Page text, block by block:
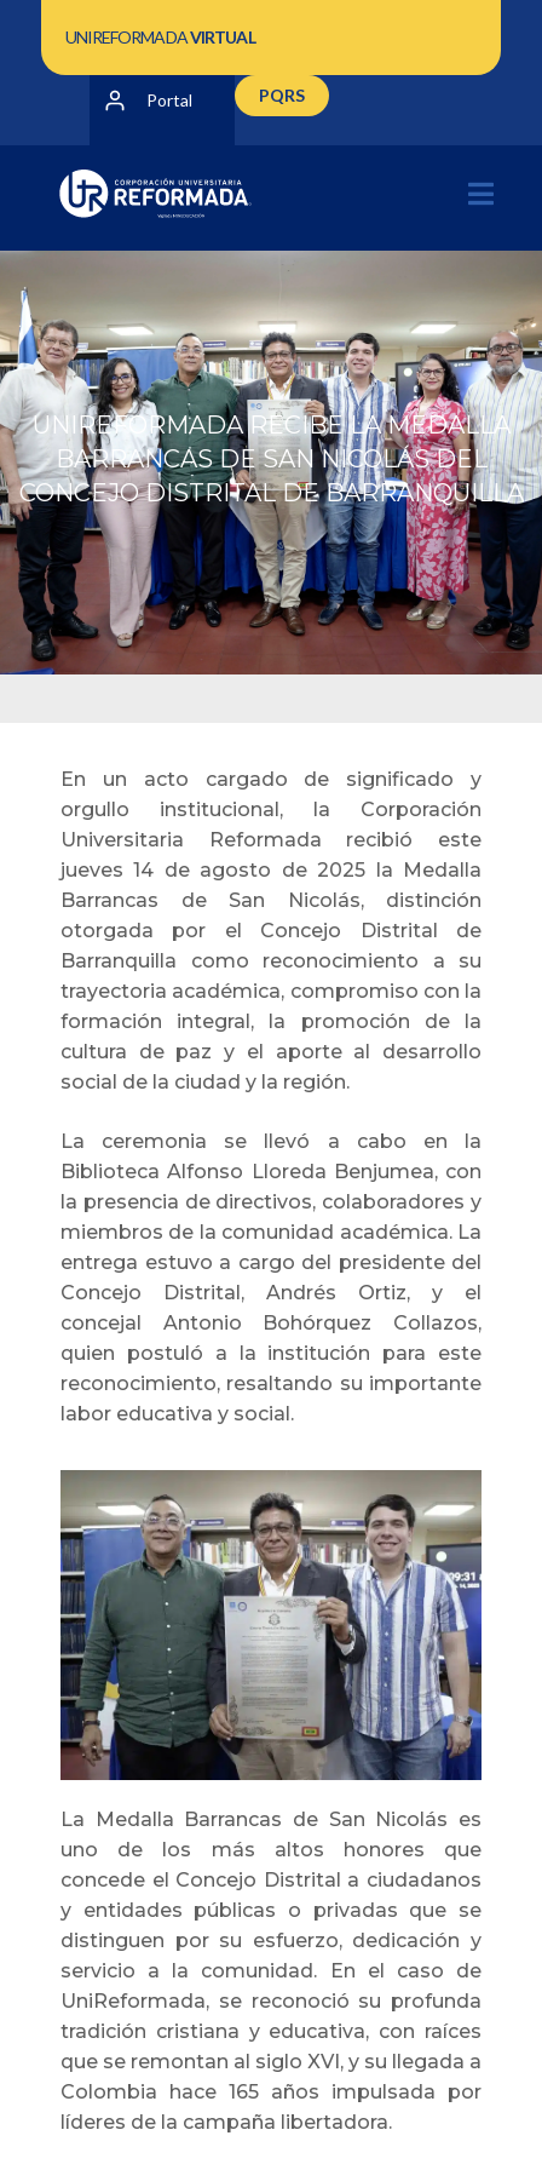
UNIREFORMADAVIRTUAL
Portal PQRS
UNIREFORMADA RECIBE LA MEDALLA
BARRANCAS DE SAN NICOLÁS DEL
CONCEJO DISTRITAL DE BARRANQUILLA
En un acto cargado de significado y
orgullo institucional, la Corporación
Universitaria Reformada recibió este
jueves 14 de agosto de 2025 la Medalla
Barrancas de San Nicolás, distinción
otorgada por el Concejo Distrital de
Barranquilla como reconocimiento a su
trayectoria académica, compromiso con la
formación integral, la promoción de la
cultura de paz y el aporte al desarrollo
social de la ciudad y la región.
La ceremonia se llevó a cabo en la
Biblioteca Alfonso Lloreda Benjumea, con
la presencia de directivos, colaboradores y
miembros de la comunidad académica. La
entrega estuvo a cargo del presidente del
Concejo Distrital, Andrés Ortiz, y el
concejal Antonio Bohórquez Collazos,
quien postuló a la institución para este
reconocimiento, resaltando su importante
labor educativa y social.
La Medalla Barrancas de San Nicolás es
uno de los más altos honores que
concede el Concejo Distrital a ciudadanos
y entidades públicas o privadas que se
distinguen por su esfuerzo, dedicación y
servicio a la comunidad. En el caso de
UniReformada, se reconoció su profunda
tradición cristiana y educativa, con raíces
que se remontan al siglo XVI, y su llegada a
Colombia hace 165 años impulsada por
líderes de la campaña libertadora.